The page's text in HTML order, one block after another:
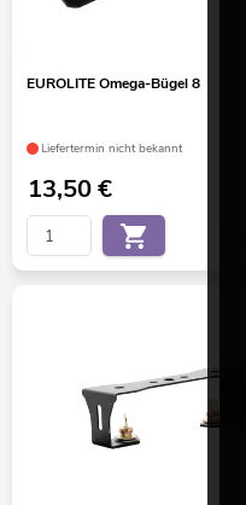
EUROLITE Omega-Bügel 8
Liefertermin nicht bekannt
13,50€